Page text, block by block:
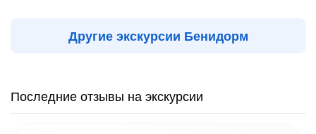
Другие экскурсии Бенидорм
Последние отзывы на экскурсии